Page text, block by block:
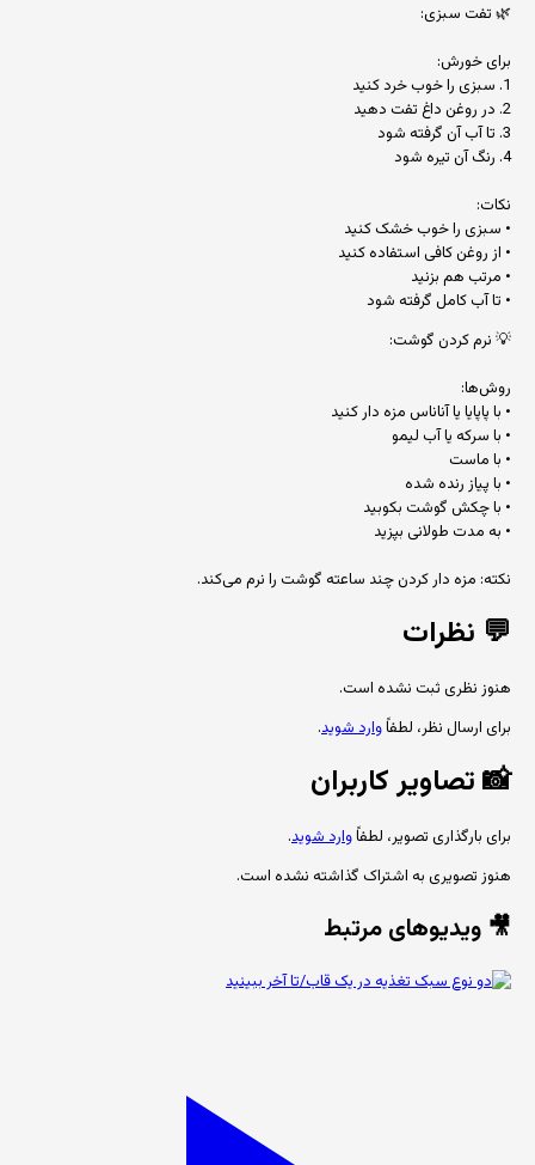
🌿 تفت سبزی:
برای خورش:
1. سبزی را خوب خرد کنید
2. در روغن داغ تفت دهید
3. تا آب آن گرفته شود
4. رنگ آن تیره شود
نکات:
• سبزی را خوب خشک کنید
• از روغن کافی استفاده کنید
• مرتب هم بزنید
• تا آب کامل گرفته شود
💡 نرم کردن گوشت:
روش‌ها:
• با پاپایا یا آناناس مزه دار کنید
• با سرکه یا آب لیمو
• با ماست
• با پیاز رنده شده
• با چکش گوشت بکوبید
• به مدت طولانی بپزید
نکته: مزه دار کردن چند ساعته گوشت را نرم می‌کند.
💬 نظرات
هنوز نظری ثبت نشده است.
برای ارسال نظر، لطفاًوارد شوید.
📸تصاویر کاربران
برای بارگذاری تصویر، لطفاًوارد شوید.
هنوز تصویری به اشتراک گذاشته نشده است.
🎥 ویدیوهای مرتبط